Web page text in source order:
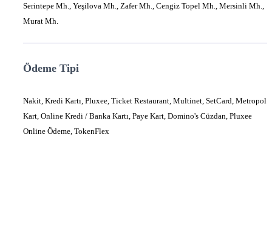
Serintepe Mh., Yeşilova Mh., Zafer Mh., Cengiz Topel Mh., Mersinli Mh.,
Murat Mh.
Ödeme Tipi
Nakit, Kredi Kartı, Pluxee, Ticket Restaurant, Multinet, SetCard, Metropol
Kart, Online Kredi / Banka Kartı, Paye Kart, Domino's Cüzdan, Pluxee
Online Ödeme, TokenFlex